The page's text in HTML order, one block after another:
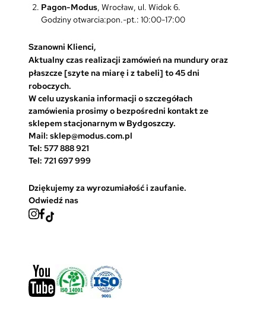
Pagon-Modus , Wrocław, ul. Widok 6.
Godziny otwarcia:pon.-pt.: 10:00-17:00
Szanowni Klienci,
Aktualny czas realizacji zamówień na mundury oraz
płaszcze [szyte na miarę i z tabeli] to 45 dni
roboczych.
W celu uzyskania informacji o szczegółach
zamówienia prosimy o bezpośredni kontakt ze
sklepem stacjonarnym w Bydgoszczy.
Mail: sklep@modus.com.pl
Tel: 577 888 921
Tel: 721 697 999
Dziękujemy za wyrozumiałość i zaufanie.
Odwiedź nas